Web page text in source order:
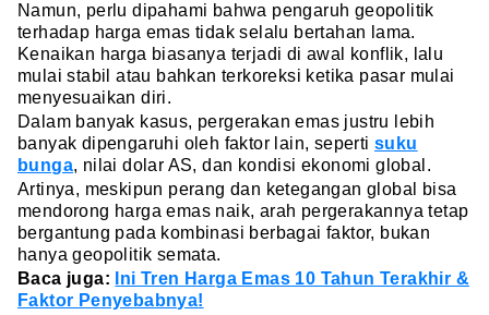
Namun, perlu dipahami bahwa pengaruh geopolitik
terhadap harga emas tidak selalu bertahan lama.
Kenaikan harga biasanya terjadi di awal konflik, lalu
mulai stabil atau bahkan terkoreksi ketika pasar mulai
menyesuaikan diri.
Dalam banyak kasus, pergerakan emas justru lebih
banyak dipengaruhi oleh faktor lain, seperti suku
bunga, nilai dolar AS, dan kondisi ekonomi global.
Artinya, meskipun perang dan ketegangan global bisa
mendorong harga emas naik, arah pergerakannya tetap
bergantung pada kombinasi berbagai faktor, bukan
hanya geopolitik semata.
Baca juga:
Ini Tren Harga Emas 10 Tahun Terakhir &
Faktor Penyebabnya!